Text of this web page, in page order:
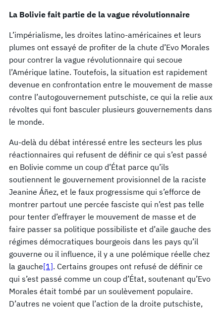
La Bolivie fait partie de la vague révolutionnaire
L’impérialisme, les droites latino-américaines et leurs
plumes ont essayé de profiter de la chute d’Evo Morales
pour contrer la vague révolutionnaire qui secoue
l’Amérique latine. Toutefois, la situation est rapidement
devenue en confrontation entre le mouvement de masse
contre l’autogouvernement putschiste, ce qui la relie aux
révoltes qui font basculer plusieurs gouvernements dans
le monde.
Au-delà du débat intéressé entre les secteurs les plus
réactionnaires qui refusent de définir ce qui s’est passé
en Bolivie comme un coup d’État parce qu’ils
soutiennent le gouvernement provisionnel de la raciste
Jeanine Áñez, et le faux progressisme qui s’efforce de
montrer partout une percée fasciste qui n’est pas telle
pour tenter d’effrayer le mouvement de masse et de
faire passer sa politique possibiliste et d’aile gauche des
régimes démocratiques bourgeois dans les pays qu’il
gouverne ou il influence, il y a une polémique réelle chez
la gauche[1]. Certains groupes ont refusé de définir ce
qui s’est passé comme un coup d’État, soutenant qu’Evo
Morales était tombé par un soulèvement populaire.
D’autres ne voient que l’action de la droite putschiste,